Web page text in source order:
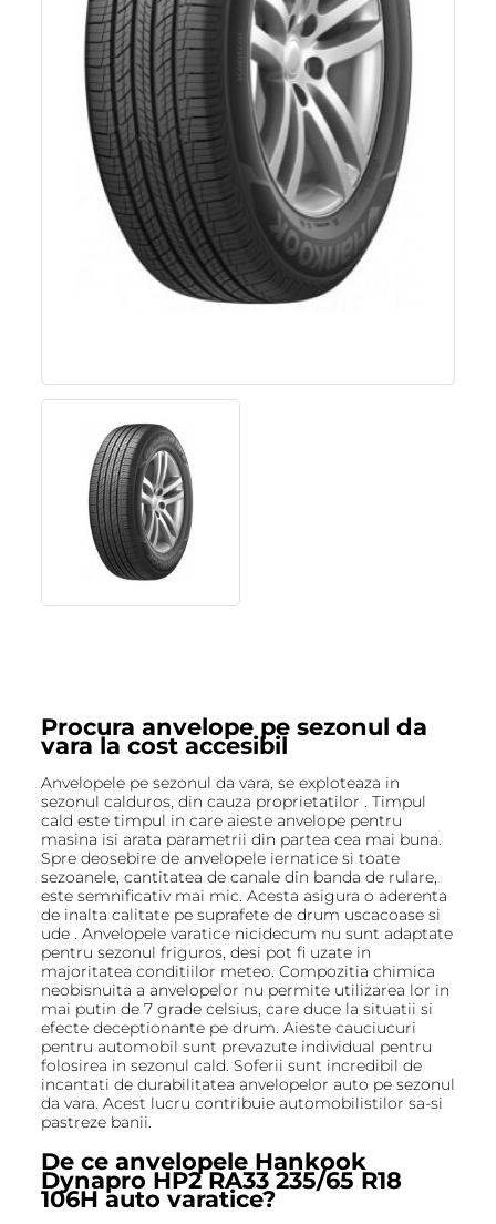
Procura anvelope pe sezonul da
vara la cost accesibil
Anvelopele pe sezonul da vara, se exploteaza in
sezonul calduros, din cauza proprietatilor . Timpul
cald este timpul in care aieste anvelope pentru
masina isi arata parametrii din partea cea mai buna.
Spre deosebire de anvelopele iernatice si toate
sezoanele, cantitatea de canale din banda de rulare,
este semnificativ mai mic. Acesta asigura o aderenta
de inalta calitate pe suprafete de drum uscacoase si
ude . Anvelopele varatice nicidecum nu sunt adaptate
pentru sezonul friguros, desi pot fi uzate in
majoritatea conditiilor meteo. Compozitia chimica
neobisnuita a anvelopelor nu permite utilizarea lor in
mai putin de 7 grade celsius, care duce la situatii si
efecte deceptionante pe drum. Aieste cauciucuri
pentru automobil sunt prevazute individual pentru
folosirea in sezonul cald. Soferii sunt incredibil de
incantati de durabilitatea anvelopelor auto pe sezonul
da vara. Acest lucru contribuie automobilistilor sa-si
pastreze banii.
De ce anvelopele Hankook
Dynapro HP2 RA33 235/65 R18
106H auto varatice?